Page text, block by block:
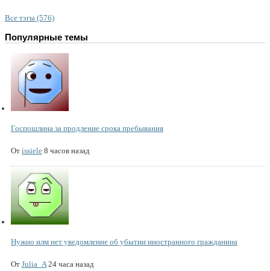
Все тэгы (576)
Популярные темы
Госпошлина за продление срока пребывания
От issiele 8 часов назад
Нужно илм нет уведомление об убытии иностранного гражданина
От Julia_A 24 часа назад